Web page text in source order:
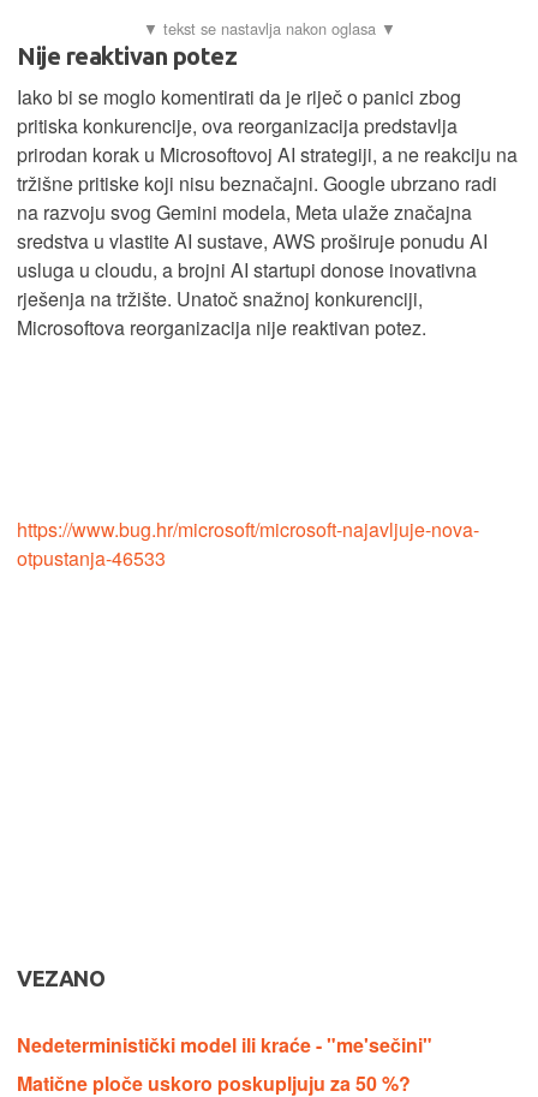
Nije reaktivan potez
Iako bi se moglo komentirati da je riječ o panici zbog
pritiska konkurencije, ova reorganizacija predstavlja
prirodan korak u Microsoftovoj AI strategiji, a ne reakciju na
tržišne pritiske koji nisu beznačajni. Google ubrzano radi
na razvoju svog Gemini modela, Meta ulaže značajna
sredstva u vlastite AI sustave, AWS proširuje ponudu AI
usluga u cloudu, a brojni AI startupi donose inovativna
rješenja na tržište. Unatoč snažnoj konkurenciji,
Microsoftova reorganizacija nije reaktivan potez.
https://www.bug.hr/microsoft/microsoft-najavljuje-nova-
otpustanja-46533
VEZANO
Nedeterministički model ili kraće - "me'sečini"
Matične ploče uskoro poskupljuju za 50 %?